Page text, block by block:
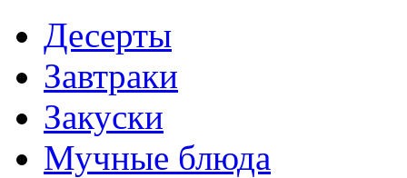
Десерты
Завтраки
Закуски
Мучные блюда